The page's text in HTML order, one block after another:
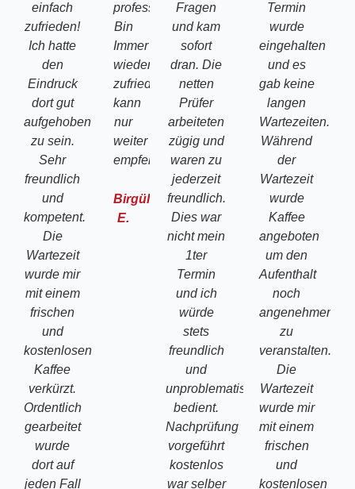
einfach
zufrieden!
Ich hatte
den
Eindruck
dort gut
aufgehoben
zu sein.
Sehr
freundlich
und
kompetent.
Die
Wartezeit
wurde mir
mit einem
frischen
und
kostenlosen
Kaffee
verkürzt.
Ordentlich
gearbeitet
wurde
dort auf
jeden Fall
professionell.
Bin
Immer
wieder
zufrieden
kann
nur
weiter
empfehlen.
Birgül
E.
Fragen
und kam
sofort
dran. Die
netten
Prüfer
arbeiteten
zügig und
waren zu
jederzeit
freundlich.
Dies war
nicht mein
1ter
Termin
und ich
würde
stets
freundlich
und
unproblematisch
bedient.
Nachprüfung
vorgeführt
kostenlos
war selber
Termin
wurde
eingehalten
und es
gab keine
langen
Wartezeiten.
Während
der
Wartezeit
wurde
Kaffee
angeboten
um den
Aufenthalt
noch
angenehmer
zu
veranstalten.
Die
Wartezeit
wurde mir
mit einem
frischen
und
kostenlosen